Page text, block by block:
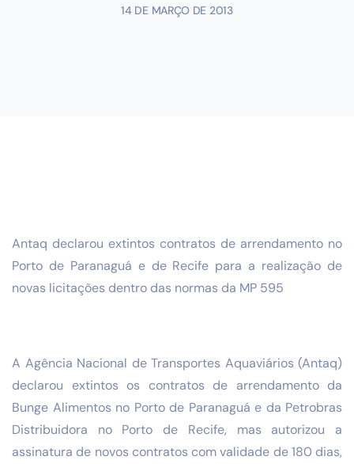
14 DE MARÇO DE 2013
Antaq declarou extintos contratos de arrendamento no
Porto de Paranaguá e de Recife para a realização de
novas licitações dentro das normas da MP 595
A Agência Nacional de Transportes Aquaviários (Antaq)
declarou extintos os contratos de arrendamento da
Bunge Alimentos no Porto de Paranaguá e da Petrobras
Distribuidora no Porto de Recife, mas autorizou a
assinatura de novos contratos com validade de 180 dias,